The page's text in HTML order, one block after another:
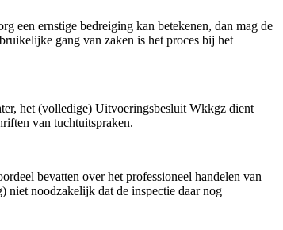
een ernstige bedreiging kan betekenen, dan mag de
gang van zaken is het proces bij het
het (volledige) Uitvoeringsbesluit Wkkgz dient
van tuchtuitspraken.
bevatten over het professioneel handelen van
niet noodzakelijk dat de inspectie daar nog